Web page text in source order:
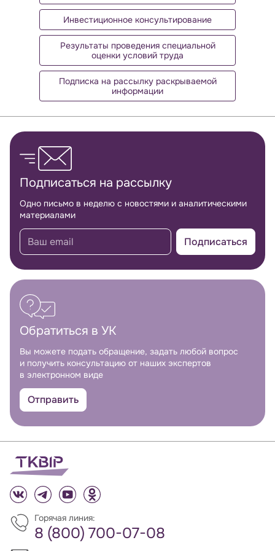
Инвестиционное консультирование
Результаты проведения специальной
оценки условий труда
Подписка на рассылку раскрываемой
информации
Обратная связь
Подписаться на рассылку
Одно письмо в неделю с новостями и аналитическими
материалами
Подписаться
Обратиться в УК
Вы можете подать обращение, задать любой вопрос
и получить консультацию от наших экспертов
в электронном виде
Отправить
Горячая линия:
8 (800) 700-07-08